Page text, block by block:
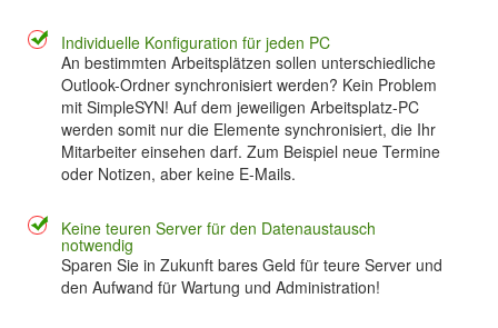
Individuelle Konfiguration für jeden PC
An bestimmten Arbeitsplätzen sollen unterschiedliche
Outlook-Ordner synchronisiert werden? Kein Problem
mit SimpleSYN! Auf dem jeweiligen Arbeitsplatz-PC
werden somit nur die Elemente synchronisiert, die Ihr
Mitarbeiter einsehen darf. Zum Beispiel neue Termine
oder Notizen, aber keine E-Mails.
Keine teuren Server für den Datenaustausch
notwendig
Sparen Sie in Zukunft bares Geld für teure Server und
den Aufwand für Wartung und Administration!